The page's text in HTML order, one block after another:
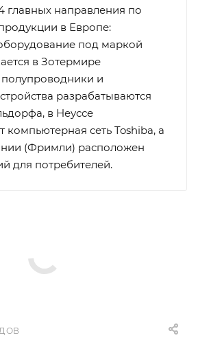
главных направления по
в Европе:
под маркой
в Зотермире
и
разрабатываются
в Неуссе
компьютерная сеть Toshiba, а
(Фримли) расположен
для потребителей.